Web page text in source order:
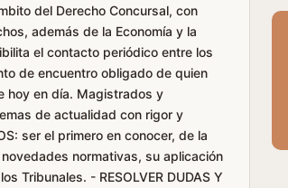
del Derecho Concursal, con
además de la Economía y la
el contacto periódico entre los
de encuentro obligado de quien
hoy en día. Magistrados y
de actualidad con rigor y
ser el primero en conocer, de la
normativas, su aplicación
Tribunales. - RESOLVER DUDAS Y